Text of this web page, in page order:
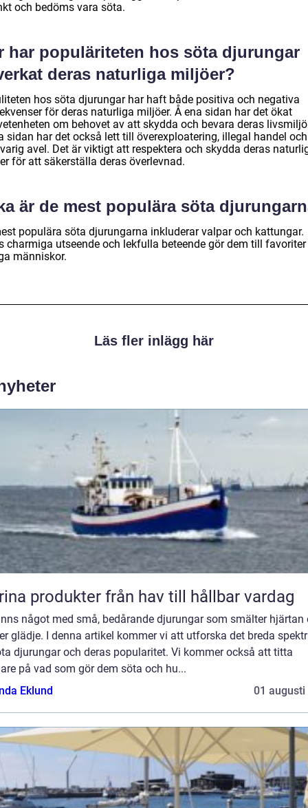
och bedöms vara söta.
har populäriteten hos söta djurungar
deras naturliga miljöer?
hos söta djurungar har haft både positiva och negativa
för deras naturliga miljöer. Å ena sidan har det ökat
om behovet av att skydda och bevara deras
sidan har det också lett till överexploatering, illegal handel och
avel. Det är viktigt att respektera och skydda deras
för att säkerställa deras överlevnad.
är de mest populära söta
populära söta djurungarna inkluderar valpar och kattungar.
charmiga utseende och lekfulla beteende gör dem till
människor.
Läs fler inlägg här
Marina produkter från hav till hållbar vardag
något med små, bedårande djurungar som smälter hjärtan
glädje. I denna artikel kommer vi att utforska det breda
djurungar och deras popularitet. Vi kommer också att titta
på vad som gör dem söta och hu...
Eklund
01 augusti